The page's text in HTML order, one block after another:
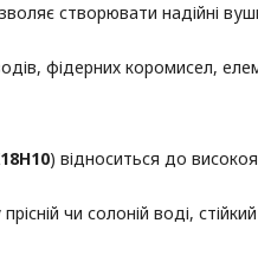
створювати надійні
фідерних коромисел,
) відноситься до
чи солоній воді,